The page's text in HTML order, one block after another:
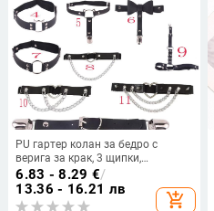
PU гартер колан за бедро с
верига за крак, 3 щипки,
регулируема дължина, силна
еластичност
6.83 - 8.29 €/
13.36 - 16.21 лв
add_shopping_cart